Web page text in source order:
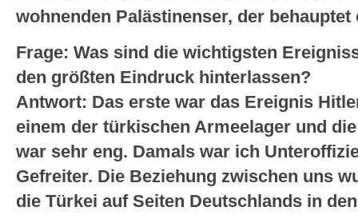
wohnenden Palästinenser, der behauptet
Frage: Was sind die wichtigsten
den größten Eindruck hinterlassen?
Antwort: Das erste war das Ereignis
einem der türkischen Armeelager und
war sehr eng. Damals war ich
Gefreiter. Die Beziehung zwischen uns
die Türkei auf Seiten Deutschlands in